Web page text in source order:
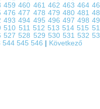
459460 461 462 463 464
476477 478 479 480 481
493494 495 496 497 498
510 511 512 513 514 515
527 528 529 530 531 532
544 545 546 Következő